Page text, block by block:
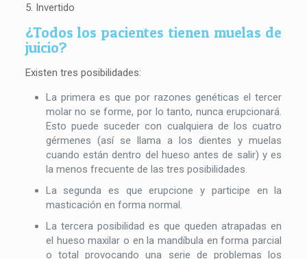
5. Invertido
¿Todos los pacientes tienen muelas de
juicio?
Existen tres posibilidades:
La primera es que por razones genéticas el tercer
molar no se forme, por lo tanto, nunca erupcionará.
Esto puede suceder con cualquiera de los cuatro
gérmenes (así se llama a los dientes y muelas
cuando están dentro del hueso antes de salir) y es
la menos frecuente de las tres posibilidades.
La segunda es que erupcione y participe en la
masticación en forma normal.
La tercera posibilidad es que queden atrapadas en
el hueso maxilar o en la mandíbula en forma parcial
o total provocando una serie de problemas los